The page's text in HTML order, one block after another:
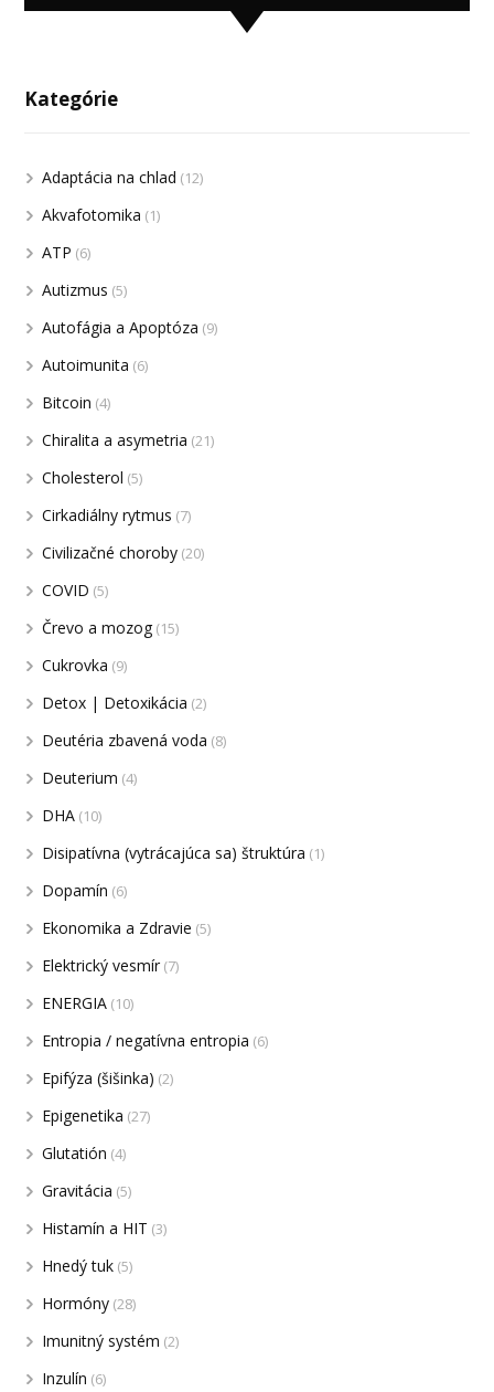
Kategórie
Adaptácia na chlad (12)
Akvafotomika (1)
ATP (6)
Autizmus (5)
Autofágia a Apoptóza (9)
Autoimunita (6)
Bitcoin (4)
Chiralita a asymetria (21)
Cholesterol (5)
Cirkadiálny rytmus (7)
Civilizačné choroby (20)
COVID (5)
Črevo a mozog (15)
Cukrovka (9)
Detox | Detoxikácia (2)
Deutéria zbavená voda (8)
Deuterium (4)
DHA (10)
Disipatívna (vytrácajúca sa) štruktúra (1)
Dopamín (6)
Ekonomika a Zdravie (5)
Elektrický vesmír (7)
ENERGIA (10)
Entropia / negatívna entropia (6)
Epifýza (šišinka) (2)
Epigenetika (27)
Glutatión (4)
Gravitácia (5)
Histamín a HIT (3)
Hnedý tuk (5)
Hormóny (28)
Imunitný systém (2)
Inzulín (6)